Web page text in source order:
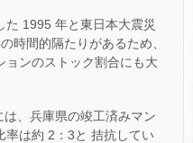
た 1995 年と東日本大震災
時間的隔たりがあるため、
ョンのストック割合にも大
、兵庫県の竣工済みマン
率は約 2：3と 拮抗してい